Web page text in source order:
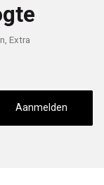
Extra
Aanmelden